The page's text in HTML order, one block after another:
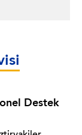
Destek